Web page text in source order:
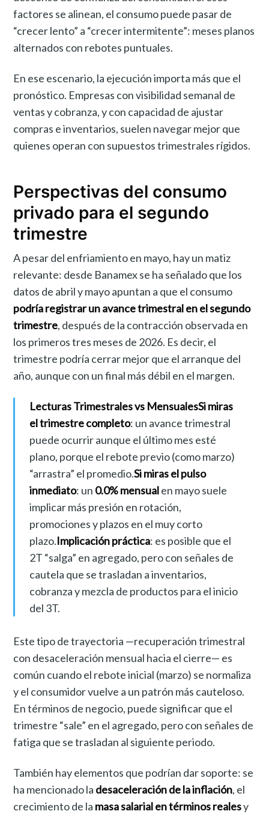
factores se alinean, el consumo puede pasar de
“crecer lento” a “crecer intermitente”: meses planos
alternados con rebotes puntuales.
En ese escenario, la ejecución importa más que el
pronóstico. Empresas con visibilidad semanal de
ventas y cobranza, y con capacidad de ajustar
compras e inventarios, suelen navegar mejor que
quienes operan con supuestos trimestrales rígidos.
Perspectivas del consumo
privado para el segundo
trimestre
A pesar del enfriamiento en mayo, hay un matiz
relevante: desde Banamex se ha señalado que los
datos de abril y mayo apuntan a que el consumo
podría registrar un avance trimestral en el segundo
trimestre, después de la contracción observada en
los primeros tres meses de 2026. Es decir, el
trimestre podría cerrar mejor que el arranque del
año, aunque con un final más débil en el margen.
Lecturas Trimestrales vs MensualesSi miras
el trimestre completo: un avance trimestral
puede ocurrir aunque el último mes esté
plano, porque el rebote previo (como marzo)
“arrastra” el promedio.Si miras el pulso
inmediato: un 0.0% mensualen mayo suele
implicar más presión en rotación,
promociones y plazos en el muy corto
plazo.Implicación práctica: es posible que el
2T “salga” en agregado, pero con señales de
cautela que se trasladan a inventarios,
cobranza y mezcla de productos para el inicio
del 3T.
Este tipo de trayectoria —recuperación trimestral
con desaceleración mensual hacia el cierre— es
común cuando el rebote inicial (marzo) se normaliza
y el consumidor vuelve a un patrón más cauteloso.
En términos de negocio, puede significar que el
trimestre “sale” en el agregado, pero con señales de
fatiga que se trasladan al siguiente periodo.
También hay elementos que podrían dar soporte: se
ha mencionado la desaceleración de la inflación, el
crecimiento de la masa salarial en términos realesy